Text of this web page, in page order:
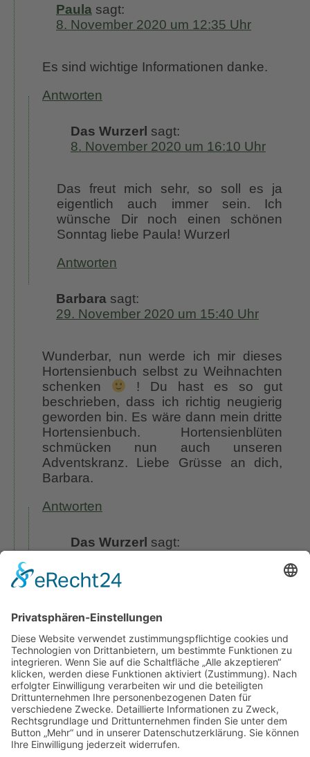
Paula sagt:
8. November 2020 um 12:35 Uhr
Es sind wichtige Informationen danke.
Antworten
Das Wurzerl sagt:
8. November 2020 um 16:10 Uhr
Das freut mich sehr, so soll es ja
eigentlich auch immer sein. Ich
wünsche Dir noch einen schönen
Sonntag liebe Paula! Wurzerl
Antworten
Barbara sagt:
29. November 2020 um 15:40 Uhr
Wunderbar, nun werde ich mir dieses
Hortensienbuch selbst zu Weihnachten
schenken
! Du hast es so gut
beschrieben, dass ich richtig neugierig
geworden bin. Es wäre dann mein dritte
Hortensienbuch. Hortensienblüten
schmücken nun auch unseren
Adventskranz. Liebe Grüsse an dich,
Barbara.
Antworten
Das Wurzerl sagt:
18:01 Uhr
Oh, das klingt doch prima, ich habe
gemacht. An meinen Bibliotheks-
Fenstern leuchten jetzt 2
Schwibbögen, bin ganz selig. Dir und
Deiner Familie einen schönen
Advent. Wurzerl
Antworten